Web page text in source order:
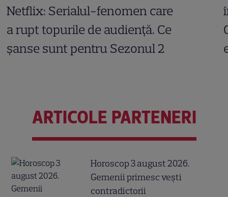
Netflix: Serialul-fenomen care
a rupt topurile de audiență. Ce
șanse sunt pentru Sezonul 2
ARTICOLE PARTENERI
Horoscop 3 august 2026.
Gemenii primesc vești
contradictorii